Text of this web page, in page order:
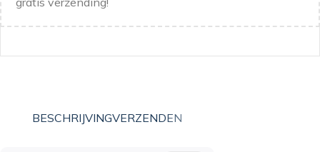
BESCHRIJVINGVERZENDEN